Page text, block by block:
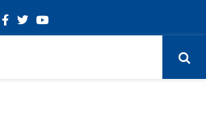
Facebook
TwitterYoutube